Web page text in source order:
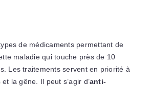
de médicaments permettant de
maladie qui touche près de 10
Les traitements servent en priorité à
la gêne. Il peut s’agir d’anti-